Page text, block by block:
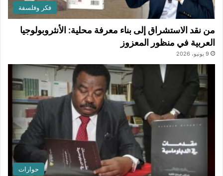
فكر وفلسفة
من نقد الاستشراق إلى بناء معرفة محلية: الأنثروبولوجيا
العربية في منظور المعزوز
9 يونيو، 2026
حوارات